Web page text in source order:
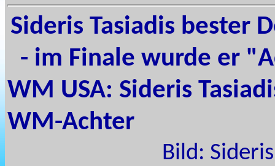
Sideris Tasiadis bester
- im Finale wurde er
WM USA: Sideris
WM-Achter
Bild: